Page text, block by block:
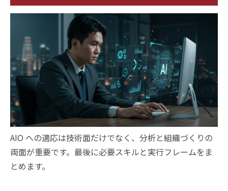
AIO への適応は技術面だけでなく、分析と組織づくりの
両面が重要です。最後に必要スキルと実行フレームをま
とめます。